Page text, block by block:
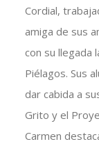
Cordial,
amiga de sus
con su llegada
Piélagos. Sus
dar cabida a
Grito y el
Carmen